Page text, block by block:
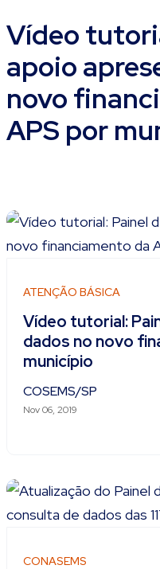
Vídeo
apoio
novo
APS por
ATENÇÃO BÁSICA
Vídeo tutorial:
dados no novo
município
COSEMS/SP
Nov 06, 2019
CONASEMS